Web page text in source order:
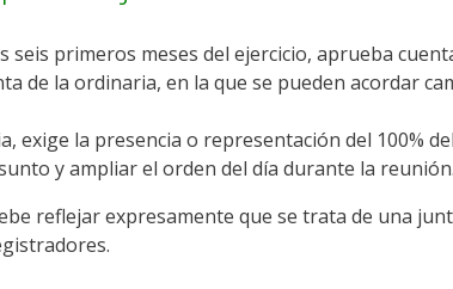
seis primeros meses del ejercicio, aprueba
de la ordinaria, en la que se pueden acordar
exige la presencia o representación del 100%
y ampliar el orden del día durante la reunión.
reflejar expresamente que se trata de una